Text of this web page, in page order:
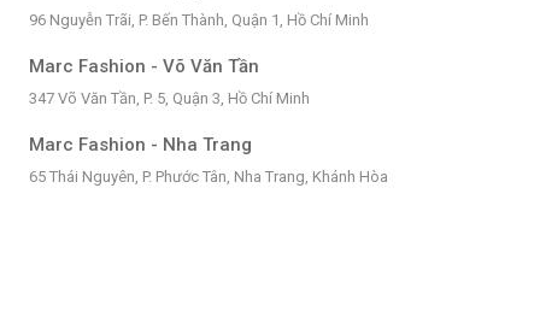
96 Nguyễn Trãi, P. Bến Thành, Quận 1, Hồ Chí Minh
Marc Fashion - Võ Văn Tần
347 Võ Văn Tần, P. 5, Quận 3, Hồ Chí Minh
Marc Fashion - Nha Trang
65 Thái Nguyên, P. Phước Tân, Nha Trang, Khánh Hòa